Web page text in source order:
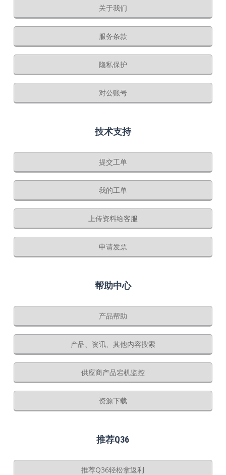
关于我们
服务条款
隐私保护
对公账号
技术支持
提交工单
我的工单
上传资料给客服
申请发票
帮助中心
产品帮助
产品、资讯、其他内容搜索
供应商产品宕机监控
资源下载
推荐Q36
推荐Q36轻松拿返利